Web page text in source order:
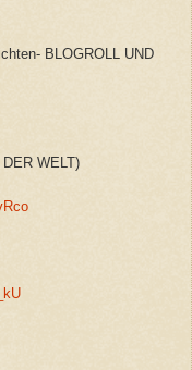
BLOGROLL UND
WELT)